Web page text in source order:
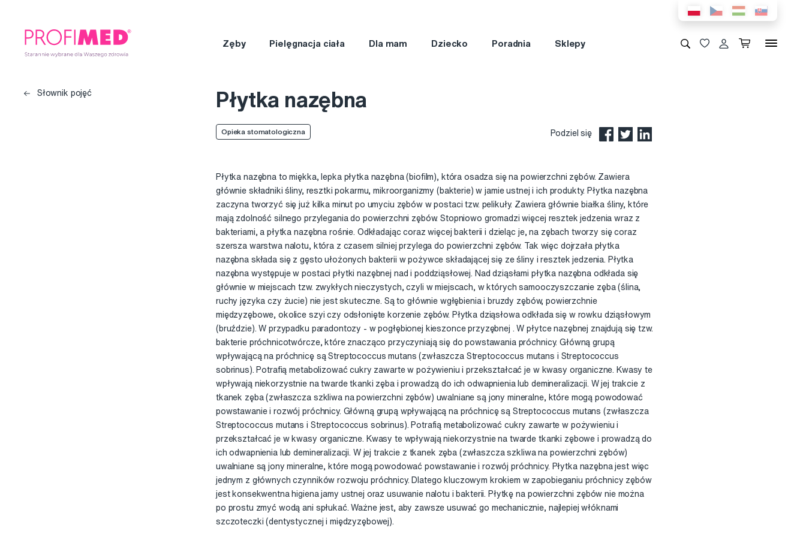
Zęby Pielęgnacja ciała Dla mam Dziecko Poradnia Sklepy
Słownik pojęć Płytka nazębna
Opieka stomatologiczna Podziel się
Płytka nazębna to miękka, lepka płytka nazębna (biofilm), która osadza się na powierzchni zębów. Zawiera
głównie składniki śliny, resztki pokarmu, mikroorganizmy (bakterie) w jamie ustnej i ich produkty. Płytka nazębna
zaczyna tworzyć się już kilka minut po umyciu zębów w postaci tzw. pelikuły. Zawiera głównie białka śliny, które
mają zdolność silnego przylegania do powierzchni zębów. Stopniowo gromadzi więcej resztek jedzenia wraz z
bakteriami, a płytka nazębna rośnie. Odkładając coraz więcej bakterii i dzieląc je, na zębach tworzy się coraz
szersza warstwa nalotu, która z czasem silniej przylega do powierzchni zębów. Tak więc dojrzała płytka
nazębna składa się z gęsto ułożonych bakterii w pożywce składającej się ze śliny i resztek jedzenia. Płytka
nazębna występuje w postaci płytki nazębnej nad i poddziąsłowej. Nad dziąsłami płytka nazębna odkłada się
głównie w miejscach tzw. zwykłych nieczystych, czyli w miejscach, w których samooczyszczanie zęba (ślina,
ruchy języka czy żucie) nie jest skuteczne. Są to głównie wgłębienia i bruzdy zębów, powierzchnie
międzyzębowe, okolice szyi czy odsłonięte korzenie zębów. Płytka dziąsłowa odkłada się w rowku dziąsłowym
(bruździe). W przypadku paradontozy - w pogłębionej kieszonce przyzębnej . W płytce nazębnej znajdują się tzw.
bakterie próchnicotwórcze, które znacząco przyczyniają się do powstawania próchnicy. Główną grupą
wpływającą na próchnicę są Streptococcus mutans (zwłaszcza Streptococcus mutans i Streptococcus
sobrinus). Potrafią metabolizować cukry zawarte w pożywieniu i przekształcać je w kwasy organiczne. Kwasy te
wpływają niekorzystnie na twarde tkanki zęba i prowadzą do ich odwapnienia lub demineralizacji. W jej trakcie z
tkanek zęba (zwłaszcza szkliwa na powierzchni zębów) uwalniane są jony mineralne, które mogą powodować
powstawanie i rozwój próchnicy. Główną grupą wpływającą na próchnicę są Streptococcus mutans (zwłaszcza
Streptococcus mutans i Streptococcus sobrinus). Potrafią metabolizować cukry zawarte w pożywieniu i
przekształcać je w kwasy organiczne. Kwasy te wpływają niekorzystnie na twarde tkanki zębowe i prowadzą do
ich odwapnienia lub demineralizacji. W jej trakcie z tkanek zęba (zwłaszcza szkliwa na powierzchni zębów)
uwalniane są jony mineralne, które mogą powodować powstawanie i rozwój próchnicy. Płytka nazębna jest więc
jednym z głównych czynników rozwoju próchnicy. Dlatego kluczowym krokiem w zapobieganiu próchnicy zębów
jest konsekwentna higiena jamy ustnej oraz usuwanie nalotu i bakterii. Płytkę na powierzchni zębów nie można
po prostu zmyć wodą ani spłukać. Ważne jest, aby zawsze usuwać go mechanicznie, najlepiej włóknami
szczoteczki (dentystycznej i międzyzębowej).